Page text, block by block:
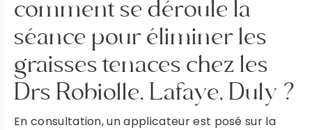
comment se déroule la
séance pour éliminer les
graisses tenaces chez les
Drs Robiolle, Lafaye, Duly ?
En consultation, un applicateur est posé sur la
DR ROBIOLLE
PRENDRE RENDEZ-VOUS
DR DULY